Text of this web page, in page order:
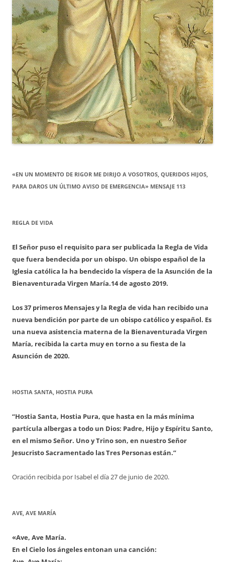
«EN UN MOMENTO DE RIGOR ME DIRIJO A VOSOTROS, QUERIDOS HIJOS,
PARA DAROS UN ÚLTIMO AVISO DE EMERGENCIA» MENSAJE 113
REGLA DE VIDA
El Señor puso el requisito para ser publicada la Regla de Vida
que fuera bendecida por un obispo. Un obispo español de la
Iglesia católica la ha bendecido la víspera de la Asunción de la
Bienaventurada Virgen María.14 de agosto 2019.
Los 37 primeros Mensajes y la Regla de vida han recibido una
nueva bendición por parte de un obispo católico y español. Es
una nueva asistencia materna de la Bienaventurada Virgen
María, recibida la carta muy en torno a su fiesta de la
Asunción de 2020.
HOSTIA SANTA, HOSTIA PURA
“Hostia Santa, Hostia Pura, que hasta en la más mínima
partícula albergas a todo un Dios: Padre, Hijo y Espíritu Santo,
en el mismo Señor. Uno y Trino son, en nuestro Señor
Jesucristo Sacramentado las Tres Personas están.”
Oración recibida por Isabel el día 27 de junio de 2020.
AVE, AVE MARÍA
«Ave, Ave María.
En el Cielo los ángeles entonan una canción: